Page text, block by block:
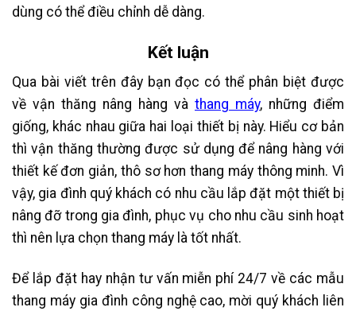
dùng có thể điều chỉnh dễ dàng.
Kết luận
Qua bài viết trên đây bạn đọc có thể phân biệt được
về vận thăng nâng hàng và thang máy, những điểm
giống, khác nhau giữa hai loại thiết bị này. Hiểu cơ bản
thì vận thăng thường được sử dụng để nâng hàng với
thiết kế đơn giản, thô sơ hơn thang máy thông minh. Vì
vậy, gia đình quý khách có nhu cầu lắp đặt một thiết bị
nâng đỡ trong gia đình, phục vụ cho nhu cầu sinh hoạt
thì nên lựa chọn thang máy là tốt nhất.
Để lắp đặt hay nhận tư vấn miễn phí 24/7 về các mẫu
thang máy gia đình công nghệ cao, mời quý khách liên